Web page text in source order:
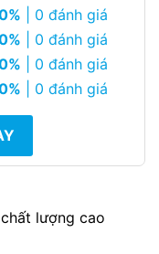
| 0 đánh giá
| 0 đánh giá
| 0 đánh giá
| 0 đánh giá
lượng cao